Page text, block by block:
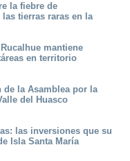
la fiebre de
tierras raras en la
mantiene
en territorio
de la Asamblea por la
del Huasco
las inversiones que su
Isla Santa María